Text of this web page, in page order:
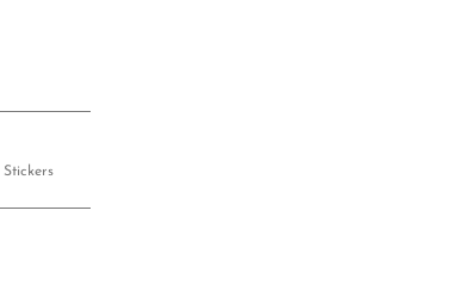
Stickers